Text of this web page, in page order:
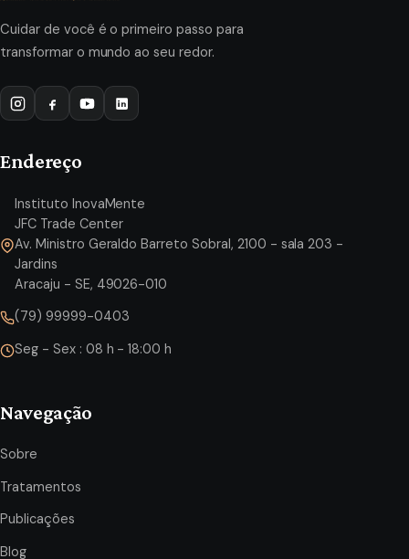
Cuidar de você é o primeiro passo para
transformar o mundo ao seu redor.
Endereço
Instituto InovaMente
JFC Trade Center
Av. Ministro Geraldo Barreto Sobral, 2100 - sala 203 -
Jardins
Aracaju - SE, 49026-010
(79) 99999-0403
Seg - Sex : 08 h - 18:00 h
Navegação
Sobre
Tratamentos
Publicações
Blog